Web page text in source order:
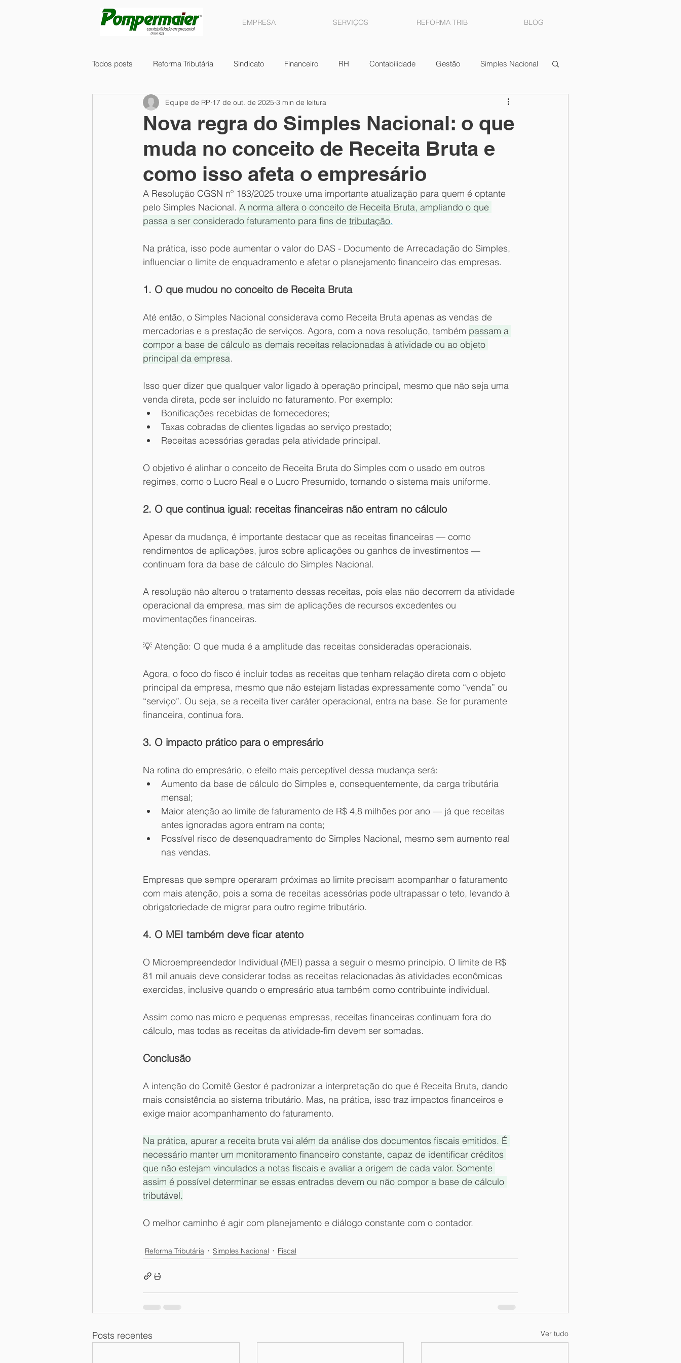
EMPRESA SERVIÇOS REFORMA TRIB BLOG
Todos posts Reforma Tributária Sindicato Financeiro RH Contabilidade Gestão Simples Nacional
Tecnologia Compras Fiscal Vendas Lucros
Regimes Diferenciados IBS/CBS Ganhos de Capital ICMS Lucro presumido Rendimentos
Parcelamentos
Nova regra do Simples Nacional: o que
muda no conceito de Receita Bruta e
como isso afeta o empresário
Equipe de RP 17 de out. de 2025 3 min de leitura
A Resolução CGSN nº 183/2025 trouxe uma importante atualização para quem é optante
pelo Simples Nacional. A norma altera o conceito de Receita Bruta, ampliando o que
passa a ser considerado faturamento para fins de tributação.
Na prática, isso pode aumentar o valor do DAS - Documento de Arrecadação do Simples,
influenciar o limite de enquadramento e afetar o planejamento financeiro das empresas.
1. O que mudou no conceito de Receita Bruta
Até então, o Simples Nacional considerava como Receita Bruta apenas as vendas de
mercadorias e a prestação de serviços. Agora, com a nova resolução, também passam a
compor a base de cálculo as demais receitas relacionadas à atividade ou ao objeto
principal da empresa.
Isso quer dizer que qualquer valor ligado à operação principal, mesmo que não seja uma
venda direta, pode ser incluído no faturamento. Por exemplo:
Bonificações recebidas de fornecedores;
Taxas cobradas de clientes ligadas ao serviço prestado;
Receitas acessórias geradas pela atividade principal.
O objetivo é alinhar o conceito de Receita Bruta do Simples com o usado em outros
regimes, como o Lucro Real e o Lucro Presumido, tornando o sistema mais uniforme.
2. O que continua igual: receitas financeiras não entram no cálculo
Apesar da mudança, é importante destacar que as receitas financeiras — como
rendimentos de aplicações, juros sobre aplicações ou ganhos de investimentos —
continuam fora da base de cálculo do Simples Nacional.
A resolução não alterou o tratamento dessas receitas, pois elas não decorrem da atividade
operacional da empresa, mas sim de aplicações de recursos excedentes ou
movimentações financeiras.
💡 Atenção: O que muda é a amplitude das receitas consideradas operacionais.
Agora, o foco do fisco é incluir todas as receitas que tenham relação direta com o objeto
principal da empresa, mesmo que não estejam listadas expressamente como “venda” ou
“serviço”. Ou seja, se a receita tiver caráter operacional, entra na base. Se for puramente
financeira, continua fora.
3. O impacto prático para o empresário
Na rotina do empresário, o efeito mais perceptível dessa mudança será:
Aumento da base de cálculo do Simples e, consequentemente, da carga tributária
mensal;
Maior atenção ao limite de faturamento de R$ 4,8 milhões por ano — já que receitas
antes ignoradas agora entram na conta;
Possível risco de desenquadramento do Simples Nacional, mesmo sem aumento real
nas vendas.
Empresas que sempre operaram próximas ao limite precisam acompanhar o faturamento
com mais atenção, pois a soma de receitas acessórias pode ultrapassar o teto, levando à
obrigatoriedade de migrar para outro regime tributário.
4. O MEI também deve ficar atento
O Microempreendedor Individual (MEI) passa a seguir o mesmo princípio. O limite de R$
81 mil anuais deve considerar todas as receitas relacionadas às atividades econômicas
exercidas, inclusive quando o empresário atua também como contribuinte individual.
Assim como nas micro e pequenas empresas, receitas financeiras continuam fora do
cálculo, mas todas as receitas da atividade-fim devem ser somadas.
Conclusão
A intenção do Comitê Gestor é padronizar a interpretação do que é Receita Bruta, dando
mais consistência ao sistema tributário. Mas, na prática, isso traz impactos financeiros e
exige maior acompanhamento do faturamento.
Na prática, apurar a receita bruta vai além da análise dos documentos fiscais emitidos. É
necessário manter um monitoramento financeiro constante, capaz de identificar créditos
que não estejam vinculados a notas fiscais e avaliar a origem de cada valor. Somente
assim é possível determinar se essas entradas devem ou não compor a base de cálculo
tributável.
O melhor caminho é agir com planejamento e diálogo constante com o contador.
Reforma Tributária Simples Nacional Fiscal
Posts recentes Ver tudo